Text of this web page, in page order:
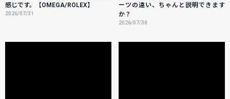
感じです。【OMEGA/ROLEX】
2026/07/31
ーツの違い、ちゃんと説明できます
か？
2026/07/30